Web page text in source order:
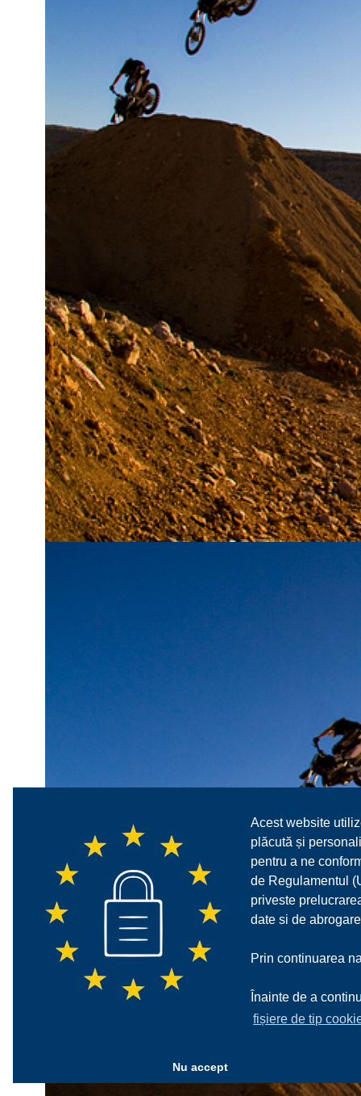
Acest website
plăcută și
pentru a ne
de Regulamentul
priveste
date si de
Prin continuarea
Înainte de a
fișiere de tip
Nu accept